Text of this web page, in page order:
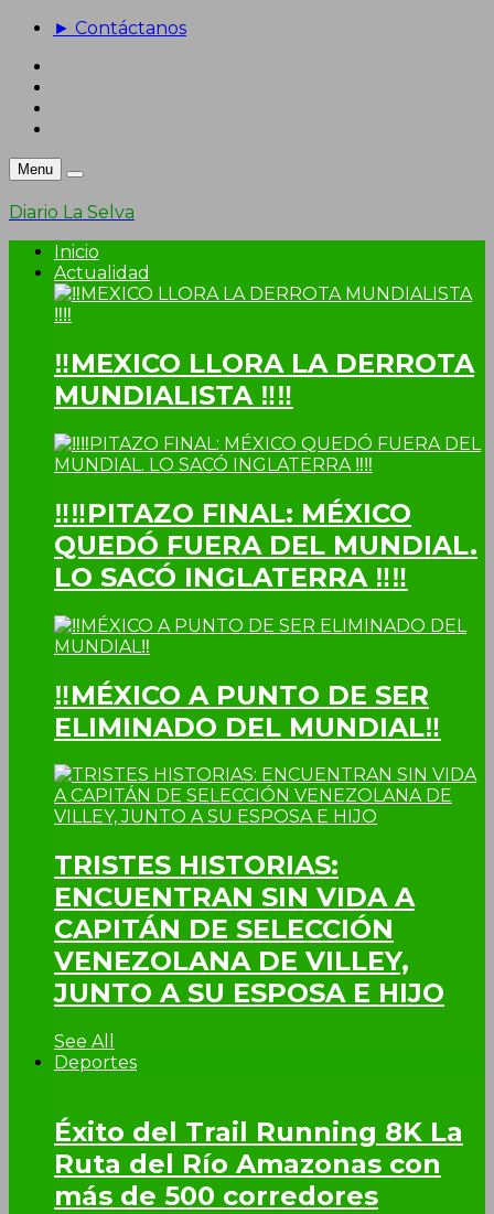
► Contáctanos
Menu
Diario La Selva
Inicio
Actualidad
‼MEXICO LLORA LA DERROTA
MUNDIALISTA ‼‼
‼‼PITAZO FINAL: MÉXICO
QUEDÓ FUERA DEL MUNDIAL.
LO SACÓ INGLATERRA ‼‼
‼MÉXICO A PUNTO DE SER
ELIMINADO DEL MUNDIAL‼
TRISTES HISTORIAS:
ENCUENTRAN SIN VIDA A
CAPITÁN DE SELECCIÓN
VENEZOLANA DE VILLEY,
JUNTO A SU ESPOSA E HIJO
See All
Deportes
Éxito del Trail Running 8K La
Ruta del Río Amazonas con
más de 500 corredores